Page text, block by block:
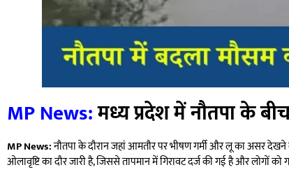
MP News:मध्य प्रदेश में नौतपा के
MP News:नौतपा के दौरान जहां आमतौर पर भीषण गर्मी और लू का असर
ओलावृष्टि का दौर जारी है, जिससे तापमान में गिरावट दर्ज की गई है और लोगों को